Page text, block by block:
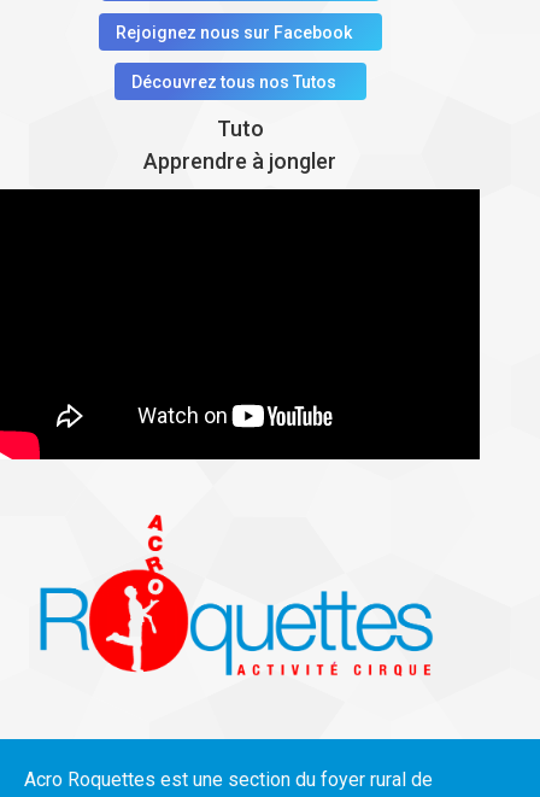
Rejoignez nous sur Facebook
Découvrez tous nos Tutos
Tuto
Apprendre à jongler
Acro Roquettes est une section du foyer rural de